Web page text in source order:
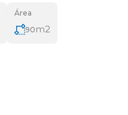
Área
90 m2